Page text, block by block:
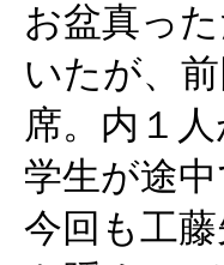
お盆真っ
いたが、
席。内１
学生が途中
今回も工